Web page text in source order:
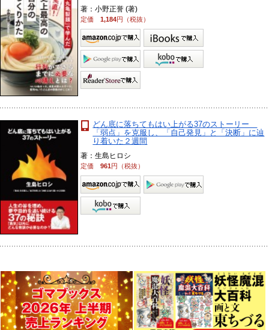
著：小野正誉 (著)
定価1,184円（税抜）
どん底に落ちてもはい上がる37のストーリー
「弱点」を克服し、「自己発見」と「決断」に辿
り着いた２週間
著：生島ヒロシ
定価961円（税抜）